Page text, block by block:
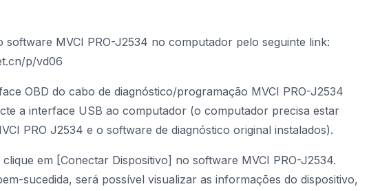
software MVCI PRO-J2534 no computador pelo seguinte link:
p/vd06
OBD do cabo de diagnóstico/programação MVCI PRO-J2534
a interface USB ao computador (o computador precisa estar
PRO J2534 e o software de diagnóstico original instalados).
em [Conectar Dispositivo] no software MVCI PRO-J2534.
sucedida, será possível visualizar as informações do dispositivo,